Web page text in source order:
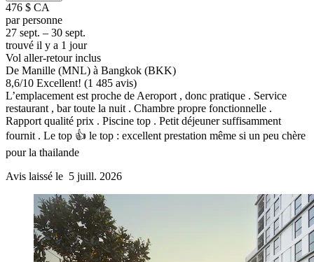
476 $ CA
par personne
27 sept. – 30 sept.
trouvé il y a 1 jour
Vol aller-retour inclus
De Manille (MNL) à Bangkok (BKK)
8,6/10 Excellent! (1 485 avis)
L’emplacement est proche de Aeroport , donc pratique . Service
restaurant , bar toute la nuit . Chambre propre fonctionnelle .
Rapport qualité prix . Piscine top . Petit déjeuner suffisamment
fournit . Le top 👍 le top : excellent prestation même si un peu chère
pour la thailande
Avis laissé le 5 juill. 2026